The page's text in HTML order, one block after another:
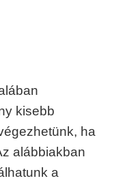
kisebb
ha
alábbiakban
a